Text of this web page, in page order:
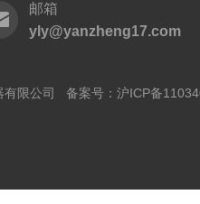
邮箱
yly@yanzheng17.com
有限公司 备案号： 沪ICP备